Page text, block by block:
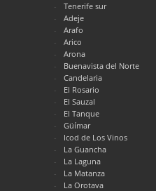
Tenerife sur
Adeje
Arafo
Arico
Arona
Buenavista del Norte
Candelaria
El Rosario
El Sauzal
El Tanque
Güímar
Icod de Los Vinos
La Guancha
La Laguna
La Matanza
La Orotava